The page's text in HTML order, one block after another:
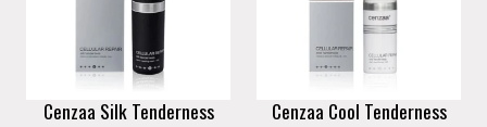
Cenzaa Silk Tenderness Cenzaa Cool Tenderness